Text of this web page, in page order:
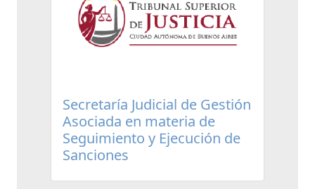
Secretaría Judicial de Gestión
Asociada en materia de
Seguimiento y Ejecución de
Sanciones